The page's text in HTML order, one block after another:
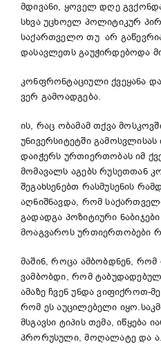
მდივანი, ყოველ დღე
სხვა უცხოელ პოლიტიკურ
საქართველო თუ არ
დასავლეთს გაუჭირდებოდა
კონფრონტაციული ქვეყანა
ვერ გამოადგება.
ის, რაც ობამამ თქვა
უნივერსიტეტში
დაიჭერს ურთიერთობას იმ
მომავალს აგებს რუსეთთან
შეგახსენებთ რასმუსენის
აღნიშნავდა, რომ
გადადგა პოზიტიური
მოაგვაროს ურთიერთობები
მაშინ, როცა ამბობდნენ, რომ
ვამბობდი, რომ
ამაზე ჩვენ უნდა ვიფიქროთ-
რომ ეს აუცილებელი
მსგავსი ტიპის თემა, იწყება
პრორუსული, მოღალატე და